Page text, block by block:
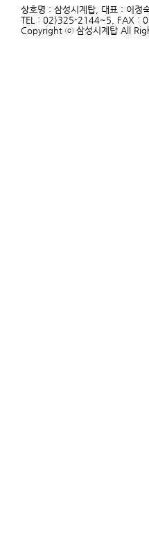
상호명 : 삼성시계탑, 대표 : 이
TEL : 02)325-2144~5, FAX :
Copyright ⓒ 삼성시계탑 All